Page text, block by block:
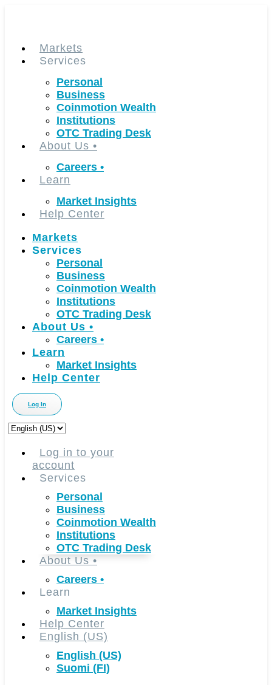
Markets
Services
Personal
Business
Coinmotion Wealth
Institutions
OTC Trading Desk
About Us •
Careers •
Learn
Market Insights
Help Center
Markets
Services
Personal
Business
Coinmotion Wealth
Institutions
OTC Trading Desk
About Us •
Careers •
Learn
Market Insights
Help Center
Log In
Choose
languageLog in to your
account
Services
Personal
Business
Coinmotion Wealth
Institutions
OTC Trading Desk
About Us •
Careers •
Learn
Market Insights
Help Center
English (US)
English (US)
Suomi (FI)